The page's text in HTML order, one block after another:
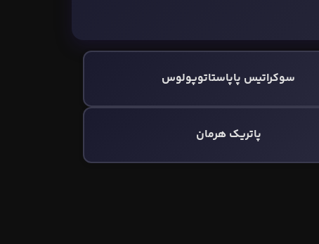
سوکراتیس پاپاستاتوپولوس
پاتریک هرمان